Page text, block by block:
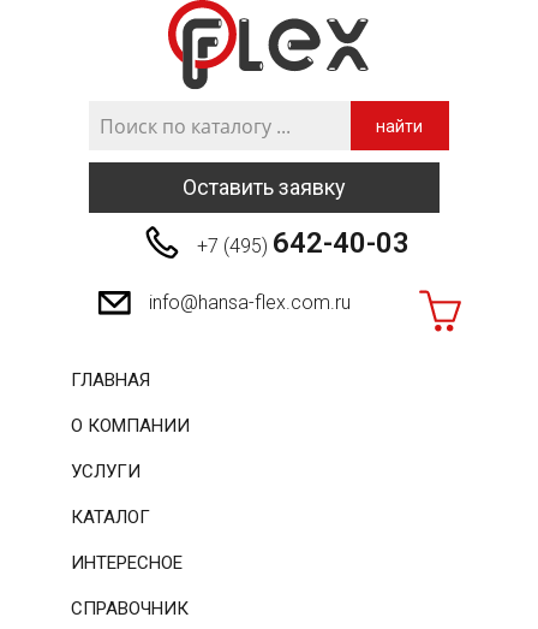
найти
Оставить заявку
+7 (495) 642-40-03
info@hansa-flex.com.ru
ГЛАВНАЯ
О КОМПАНИИ
УСЛУГИ
КАТАЛОГ
ИНТЕРЕСНОЕ
СПРАВОЧНИК